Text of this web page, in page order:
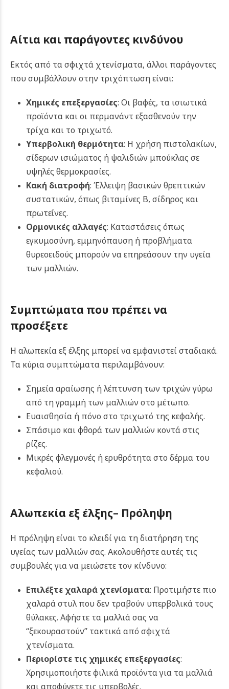
Αίτια και παράγοντες κινδύνου
Εκτός από τα σφιχτά χτενίσματα, άλλοι παράγοντες
που συμβάλλουν στην τριχόπτωση είναι:
Χημικές επεξεργασίες: Οι βαφές, τα ισιωτικά
προϊόντα και οι περμανάντ εξασθενούν την
τρίχα και το τριχωτό.
Υπερβολική θερμότητα: Η χρήση πιστολακίων,
σίδερων ισιώματος ή ψαλιδιών μπούκλας σε
υψηλές θερμοκρασίες.
Κακή διατροφή: Έλλειψη βασικών θρεπτικών
συστατικών, όπως βιταμίνες Β, σίδηρος και
πρωτεΐνες.
Ορμονικές αλλαγές: Καταστάσεις όπως
εγκυμοσύνη, εμμηνόπαυση ή προβλήματα
θυρεοειδούς μπορούν να επηρεάσουν την υγεία
των μαλλιών.
Συμπτώματα που πρέπει να
προσέξετε
Η αλωπεκία εξ έλξης μπορεί να εμφανιστεί σταδιακά.
Τα κύρια συμπτώματα περιλαμβάνουν:
Σημεία αραίωσης ή λέπτυνση των τριχών γύρω
από τη γραμμή των μαλλιών στο μέτωπο.
Ευαισθησία ή πόνο στο τριχωτό της κεφαλής.
Σπάσιμο και φθορά των μαλλιών κοντά στις
ρίζες.
Μικρές φλεγμονές ή ερυθρότητα στο δέρμα του
κεφαλιού.
Αλωπεκία εξ έλξης– Πρόληψη
Η πρόληψη είναι το κλειδί για τη διατήρηση της
υγείας των μαλλιών σας. Ακολουθήστε αυτές τις
συμβουλές για να μειώσετε τον κίνδυνο:
Επιλέξτε χαλαρά χτενίσματα: Προτιμήστε πιο
χαλαρά στυλ που δεν τραβούν υπερβολικά τους
θύλακες. Αφήστε τα μαλλιά σας να
“ξεκουραστούν” τακτικά από σφιχτά
χτενίσματα.
Περιορίστε τις χημικές επεξεργασίες:
Χρησιμοποιήστε φιλικά προϊόντα για τα μαλλιά
και αποφύγετε τις υπερβολές.